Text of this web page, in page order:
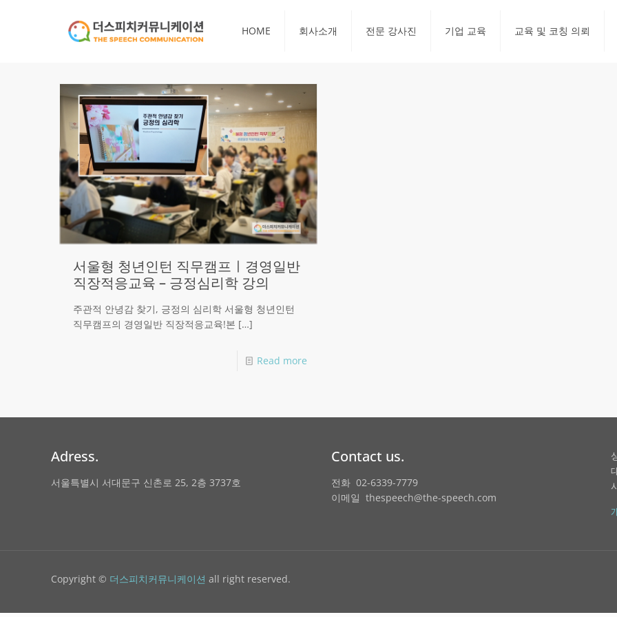
HOME 회사소개 전문 강사진 기업 교육 교육 및 코칭 의뢰
서울형 청년인턴 직무캠프ㅣ경영일반
직장적응교육 – 긍정심리학 강의
주관적 안녕감 찾기, 긍정의 심리학 서울형 청년인턴
직무캠프의 경영일반 직장적응교육!본 […]
Read more
Adress.
서울특별시 서대문구 신촌로 25, 2층 3737호
Contact us.
전화 02-6339-7779
이메일 thespeech@the-speech.com
Copyright © 더스피치커뮤니케이션 all right reserved.